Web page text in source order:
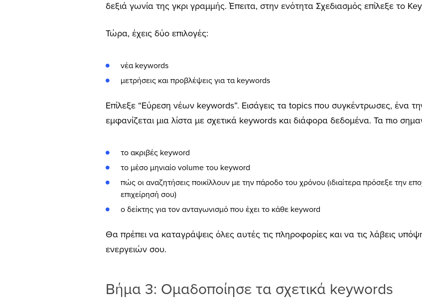
δεξιά γωνία της γκρι γραμμής. Έπειτα, στην ενότητα Σχεδιασμός επίλεξε το
Τώρα, έχεις δύο επιλογές:
νέα keywords
μετρήσεις και προβλέψεις για τα keywords
Επίλεξε “Εύρεση νέων keywords”. Εισάγεις τα topics που συγκέντρωσες, ένα
εμφανίζεται μια λίστα με σχετικά keywords και διάφορα δεδομένα. Τα πιο
το ακριβές keyword
τo μέσο μηνιαίο volume του keyword
πώς οι αναζητήσεις ποικίλλουν με την πάροδο του χρόνου (ιδιαίτερα πρόσεξε την
επιχείρησή σου)
ο δείκτης για τον ανταγωνισμό που έχει το κάθε keyword
Θα πρέπει να καταγράψεις όλες αυτές τις πληροφορίες και να τις λάβεις
ενεργειών σου.
Βήμα 3: Ομαδοποίησε τα σχετικά keywords